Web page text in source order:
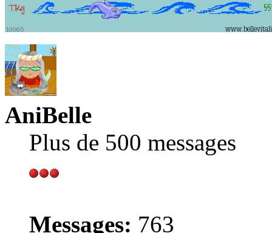
AniBelle
Plus de 500 messages
Messages: 763